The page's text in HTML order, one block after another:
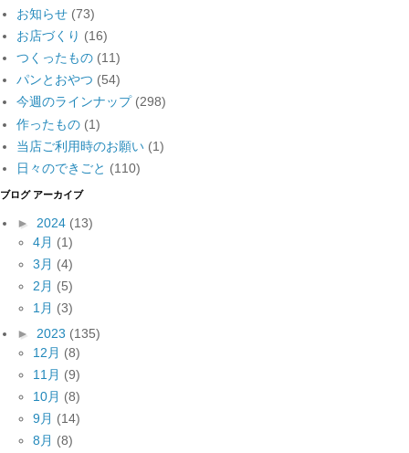
お知らせ (73)
お店づくり (16)
つくったもの (11)
パンとおやつ (54)
今週のラインナップ (298)
作ったもの (1)
当店ご利用時のお願い (1)
日々のできごと (110)
ブログ アーカイブ
► 2024 (13)
4月 (1)
3月 (4)
2月 (5)
1月 (3)
► 2023 (135)
12月 (8)
11月 (9)
10月 (8)
9月 (14)
8月 (8)